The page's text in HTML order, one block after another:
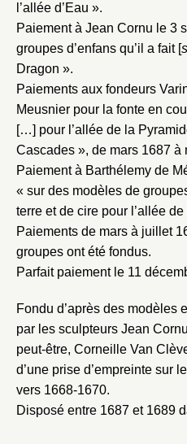
l’allée d’Eau ».
Paiement à Jean Cornu le 3
groupes d’enfans qu’il a fait [
Dragon ».
Paiements aux fondeurs
Meusnier pour la fonte en
[…] pour l’allée de la
Cascades », de mars 1687 à
Paiement à Barthélemy de
« sur des modèles de
terre et de cire pour l’allée
Paiements de mars à juillet
groupes ont été fondus.
Parfait paiement le 11
Fondu d’après des modèles
par les sculpteurs Jean
peut-être, Corneille Van
d’une prise d’empreinte sur
vers 1668-1670.
Disposé entre 1687 et 1689
Choix du
notice
Nom du dossier
Connexion
Courriel